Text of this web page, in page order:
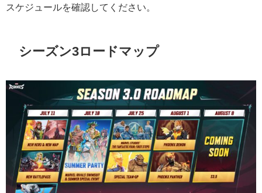
スケジュールを確認してください。
シーズン3ロードマップ